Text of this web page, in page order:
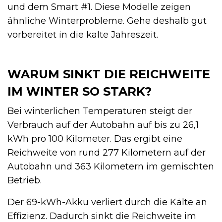
und dem Smart #1. Diese Modelle zeigen
ähnliche Winterprobleme. Gehe deshalb gut
vorbereitet in die kalte Jahreszeit.
WARUM SINKT DIE REICHWEITE
IM WINTER SO STARK?
Bei winterlichen Temperaturen steigt der
Verbrauch auf der Autobahn auf bis zu 26,1
kWh pro 100 Kilometer. Das ergibt eine
Reichweite von rund 277 Kilometern auf der
Autobahn und 363 Kilometern im gemischten
Betrieb.
Der 69-kWh-Akku verliert durch die Kälte an
Effizienz. Dadurch sinkt die Reichweite im